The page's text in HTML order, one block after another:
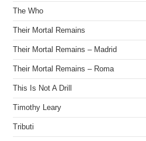
The Who
Their Mortal Remains
Their Mortal Remains – Madrid
Their Mortal Remains – Roma
This Is Not A Drill
Timothy Leary
Tributi